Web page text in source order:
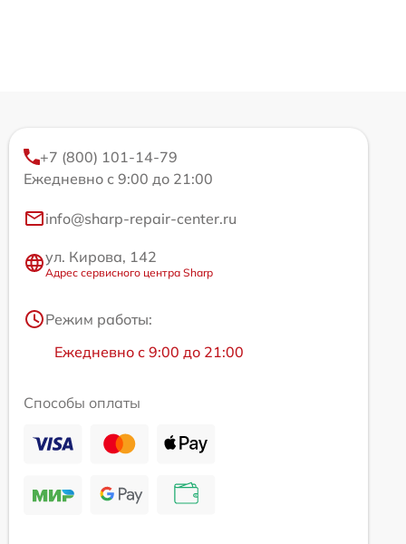
+7 (800) 101-14-79
Ежедневно с 9:00 до 21:00
info@sharp-repair-center.ru
ул. Кирова, 142
Адрес сервисного центра Sharp
Режим работы:
Ежедневно с 9:00 до 21:00
Способы оплаты